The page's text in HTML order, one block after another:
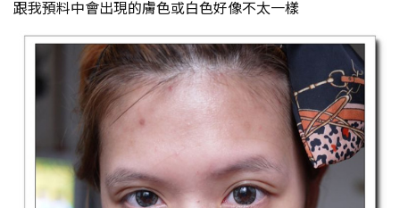
跟我預料中會出現的膚色或白色好像不太一樣